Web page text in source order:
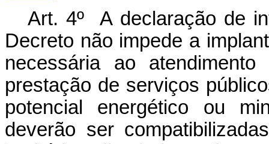
Art. 4º A declaração de
Decreto não impede a
necessária ao
prestação de serviços
potencial energético ou
deverão ser